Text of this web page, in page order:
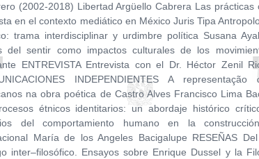
(2002-2018) Libertad Argüello Cabrera Las prácticas
en el contexto mediático en México Juris Tipa
trama interdisciplinar y urdimbre política Susana
del sentir como impactos culturales de los
ENTREVISTA Entrevista con el Dr. Héctor Zenil
INDEPENDIENTES A
na obra poética de Castro Alves Francisco Lima
étnicos identitarios: un abordaje histórico
del comportamiento humano en la
María de los Angeles Bacigalupe RESEÑAS
inter–filosófico. Ensayos sobre Enrique Dussel y la